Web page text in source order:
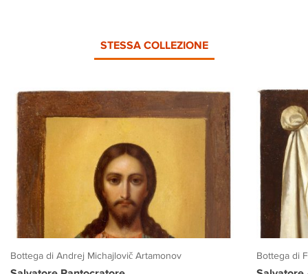
STESSA COLLEZIONE
Bottega di Andrej Michajlovič Artamonov Bottega di